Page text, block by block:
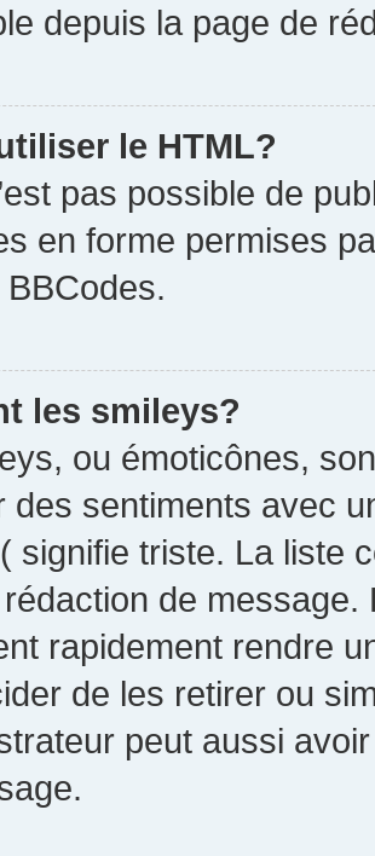
depuis la page de
le HTML?
pas possible de
en forme permises
les smileys?
ou émoticônes,
des sentiments avec
signifie triste. La liste
de
rapidement rendre
de les retirer ou
peut aussi